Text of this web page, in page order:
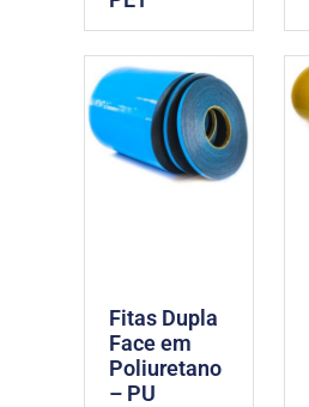
Fitas Dupla
Face em
Poliuretano
– PU